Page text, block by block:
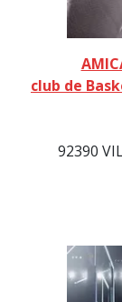
club de
92390